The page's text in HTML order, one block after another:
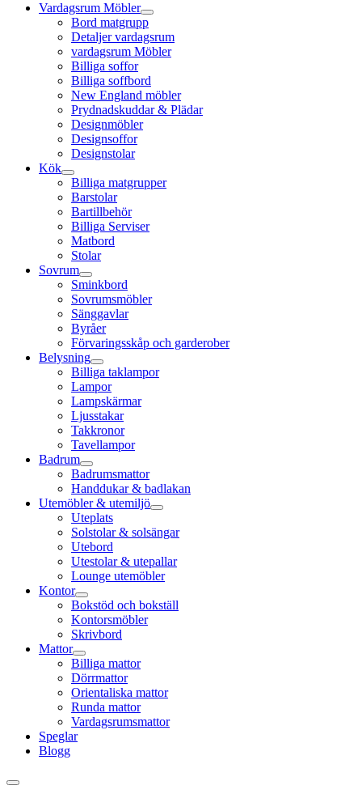
Vardagsrum Möbler
Bord matgrupp
Detaljer vardagsrum
vardagsrum Möbler
Billiga soffor
Billiga soffbord
New England möbler
Prydnadskuddar & Plädar
Designmöbler
Designsoffor
Designstolar
Kök
Billiga matgrupper
Barstolar
Bartillbehör
Billiga Serviser
Matbord
Stolar
Sovrum
Sminkbord
Sovrumsmöbler
Sänggavlar
Byråer
Förvaringsskåp och garderober
Belysning
Billiga taklampor
Lampor
Lampskärmar
Ljusstakar
Takkronor
Tavellampor
Badrum
Badrumsmattor
Handdukar & badlakan
Utemöbler & utemiljö
Uteplats
Solstolar & solsängar
Utebord
Utestolar & utepallar
Lounge utemöbler
Kontor
Bokstöd och bokställ
Kontorsmöbler
Skrivbord
Mattor
Billiga mattor
Dörrmattor
Orientaliska mattor
Runda mattor
Vardagsrumsmattor
Speglar
Blogg